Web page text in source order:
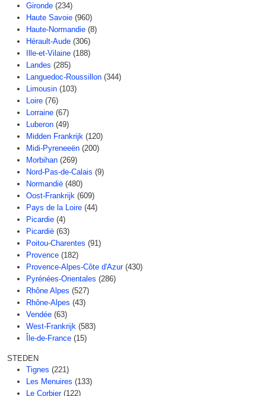
Gironde (234)
Haute Savoie (960)
Haute-Normandie (8)
Hérault-Aude (306)
Ille-et-Vilaine (188)
Landes (285)
Languedoc-Roussillon (344)
Limousin (103)
Loire (76)
Lorraine (67)
Luberon (49)
Midden Frankrijk (120)
Midi-Pyreneeën (200)
Morbihan (269)
Nord-Pas-de-Calais (9)
Normandië (480)
Oost-Frankrijk (609)
Pays de la Loire (44)
Picardie (4)
Picardië (63)
Poitou-Charentes (91)
Provence (182)
Provence-Alpes-Côte d'Azur (430)
Pyrénées-Orientales (286)
Rhône Alpes (527)
Rhône-Alpes (43)
Vendée (63)
West-Frankrijk (583)
Île-de-France (15)
STEDEN
Tignes (221)
Les Menuires (133)
Le Corbier (122)